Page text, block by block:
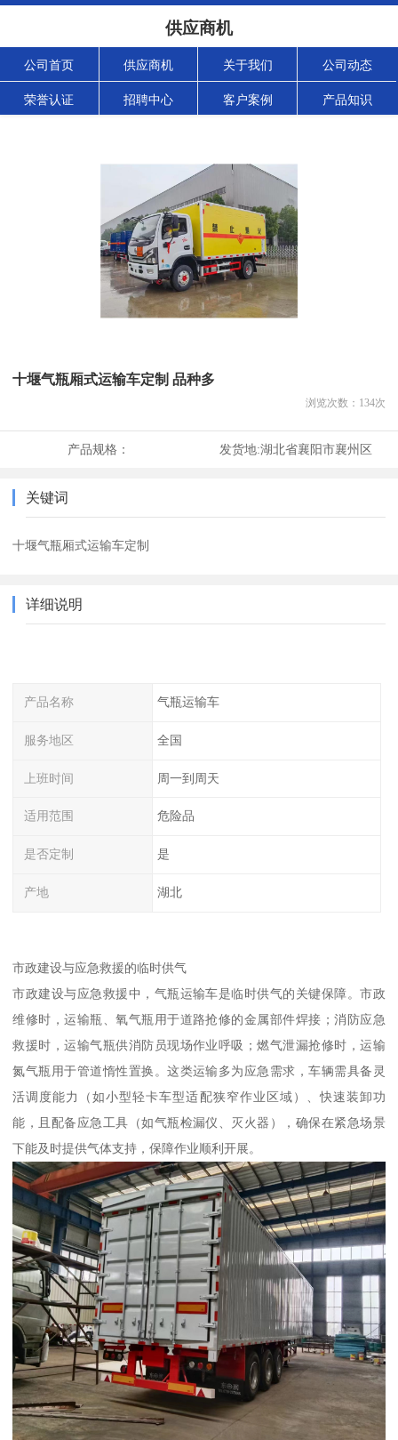
供应商机
公司首页 供应商机 关于我们 公司动态
荣誉认证 招聘中心 客户案例 产品知识
十堰气瓶厢式运输车定制 品种多
浏览次数： 134次
产品规格： 发货地:湖北省襄阳市襄州区
关键词
十堰气瓶厢式运输车定制
详细说明
产品名称 气瓶运输车
服务地区 全国
上班时间 周一到周天
适用范围 危险品
是否定制 是
产地 湖北
市政建设与应急救援的临时供气​
市政建设与应急救援中，气瓶运输车是临时供气的关键保障。市政
维修时，运输瓶、氧气瓶用于道路抢修的金属部件焊接；消防应急
救援时，运输气瓶供消防员现场作业呼吸；燃气泄漏抢修时，运输
氮气瓶用于管道惰性置换。这类运输多为应急需求，车辆需具备灵
活调度能力（如小型轻卡车型适配狭窄作业区域）、快速装卸功
能，且配备应急工具（如气瓶检漏仪、灭火器），确保在紧急场景
下能及时提供气体支持，保障作业顺利开展。